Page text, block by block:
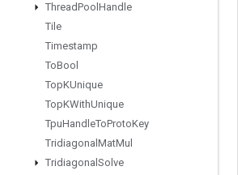
ThreadPool Handle
Tile
Timestamp
ToBool
TopKUnique
TopKWithUnique
TpuHandleToProtoKey
Tridiagonal MatMul
Tridiagonal Solve